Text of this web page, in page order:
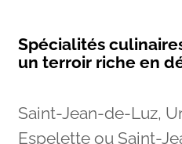
Spécialités
un terroir riche en
Saint-Jean-de-Luz,
Espelette ou Saint-